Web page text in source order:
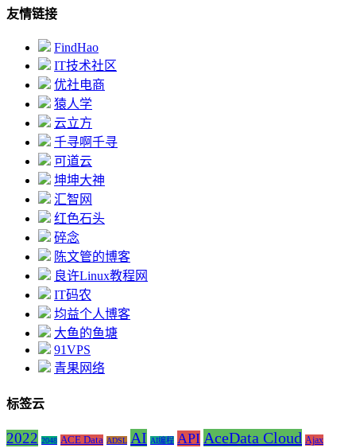
友情链接
FindHao
IT技术社区
优社电商
猿人学
云立方
千寻啊千寻
可道云
坤坤大神
汇智网
红色石头
碎念
陈文管的博客
良许Linux教程网
IT码农
均益个人博客
大鱼的鱼塘
91VPS
青果网络
标签云
2022 2048 ACE Data ADSL AI AI编程 API AceData Cloud Ajax